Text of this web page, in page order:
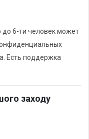
до 6-ти человек может
Есть поддержка
заходу